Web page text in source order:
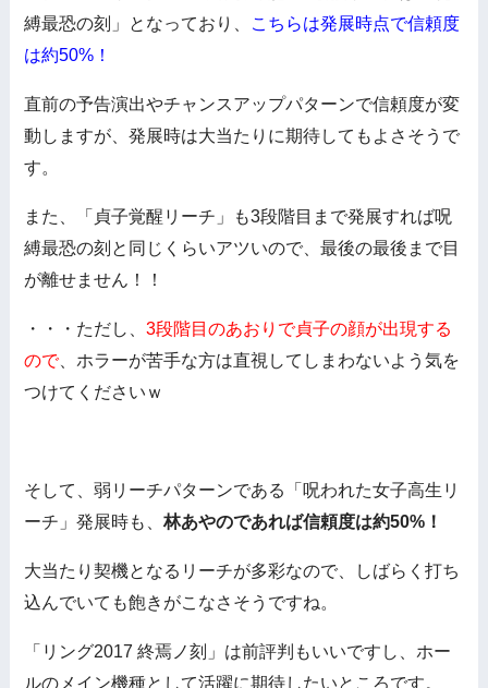
縛最恐の刻」となっており、 こちらは発展時点で信頼度
は約50%！
直前の予告演出やチャンスアップパターンで信頼度が変
動しますが、発展時は大当たりに期待してもよさそうで
す。
また、「貞子覚醒リーチ」も3段階目まで発展すれば呪
縛最恐の刻と同じくらいアツいので、最後の最後まで目
が離せません！！
・・・ただし、3段階目のあおりで貞子の顔が出現する
ので、ホラーが苦手な方は直視してしまわないよう気を
つけてくださいｗ
そして、弱リーチパターンである「呪われた女子高生リ
ーチ」発展時も、林あやのであれば信頼度は約50%！
大当たり契機となるリーチが多彩なので、しばらく打ち
込んでいても飽きがこなさそうですね。
「リング2017 終焉ノ刻」は前評判もいいですし、ホー
ルのメイン機種として活躍に期待したいところです。